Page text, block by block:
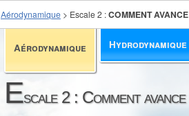
Aérodynamique Hydrodynamique
Aérodynamique > Escale 2 :COMMENT
Escale 2 : Comment